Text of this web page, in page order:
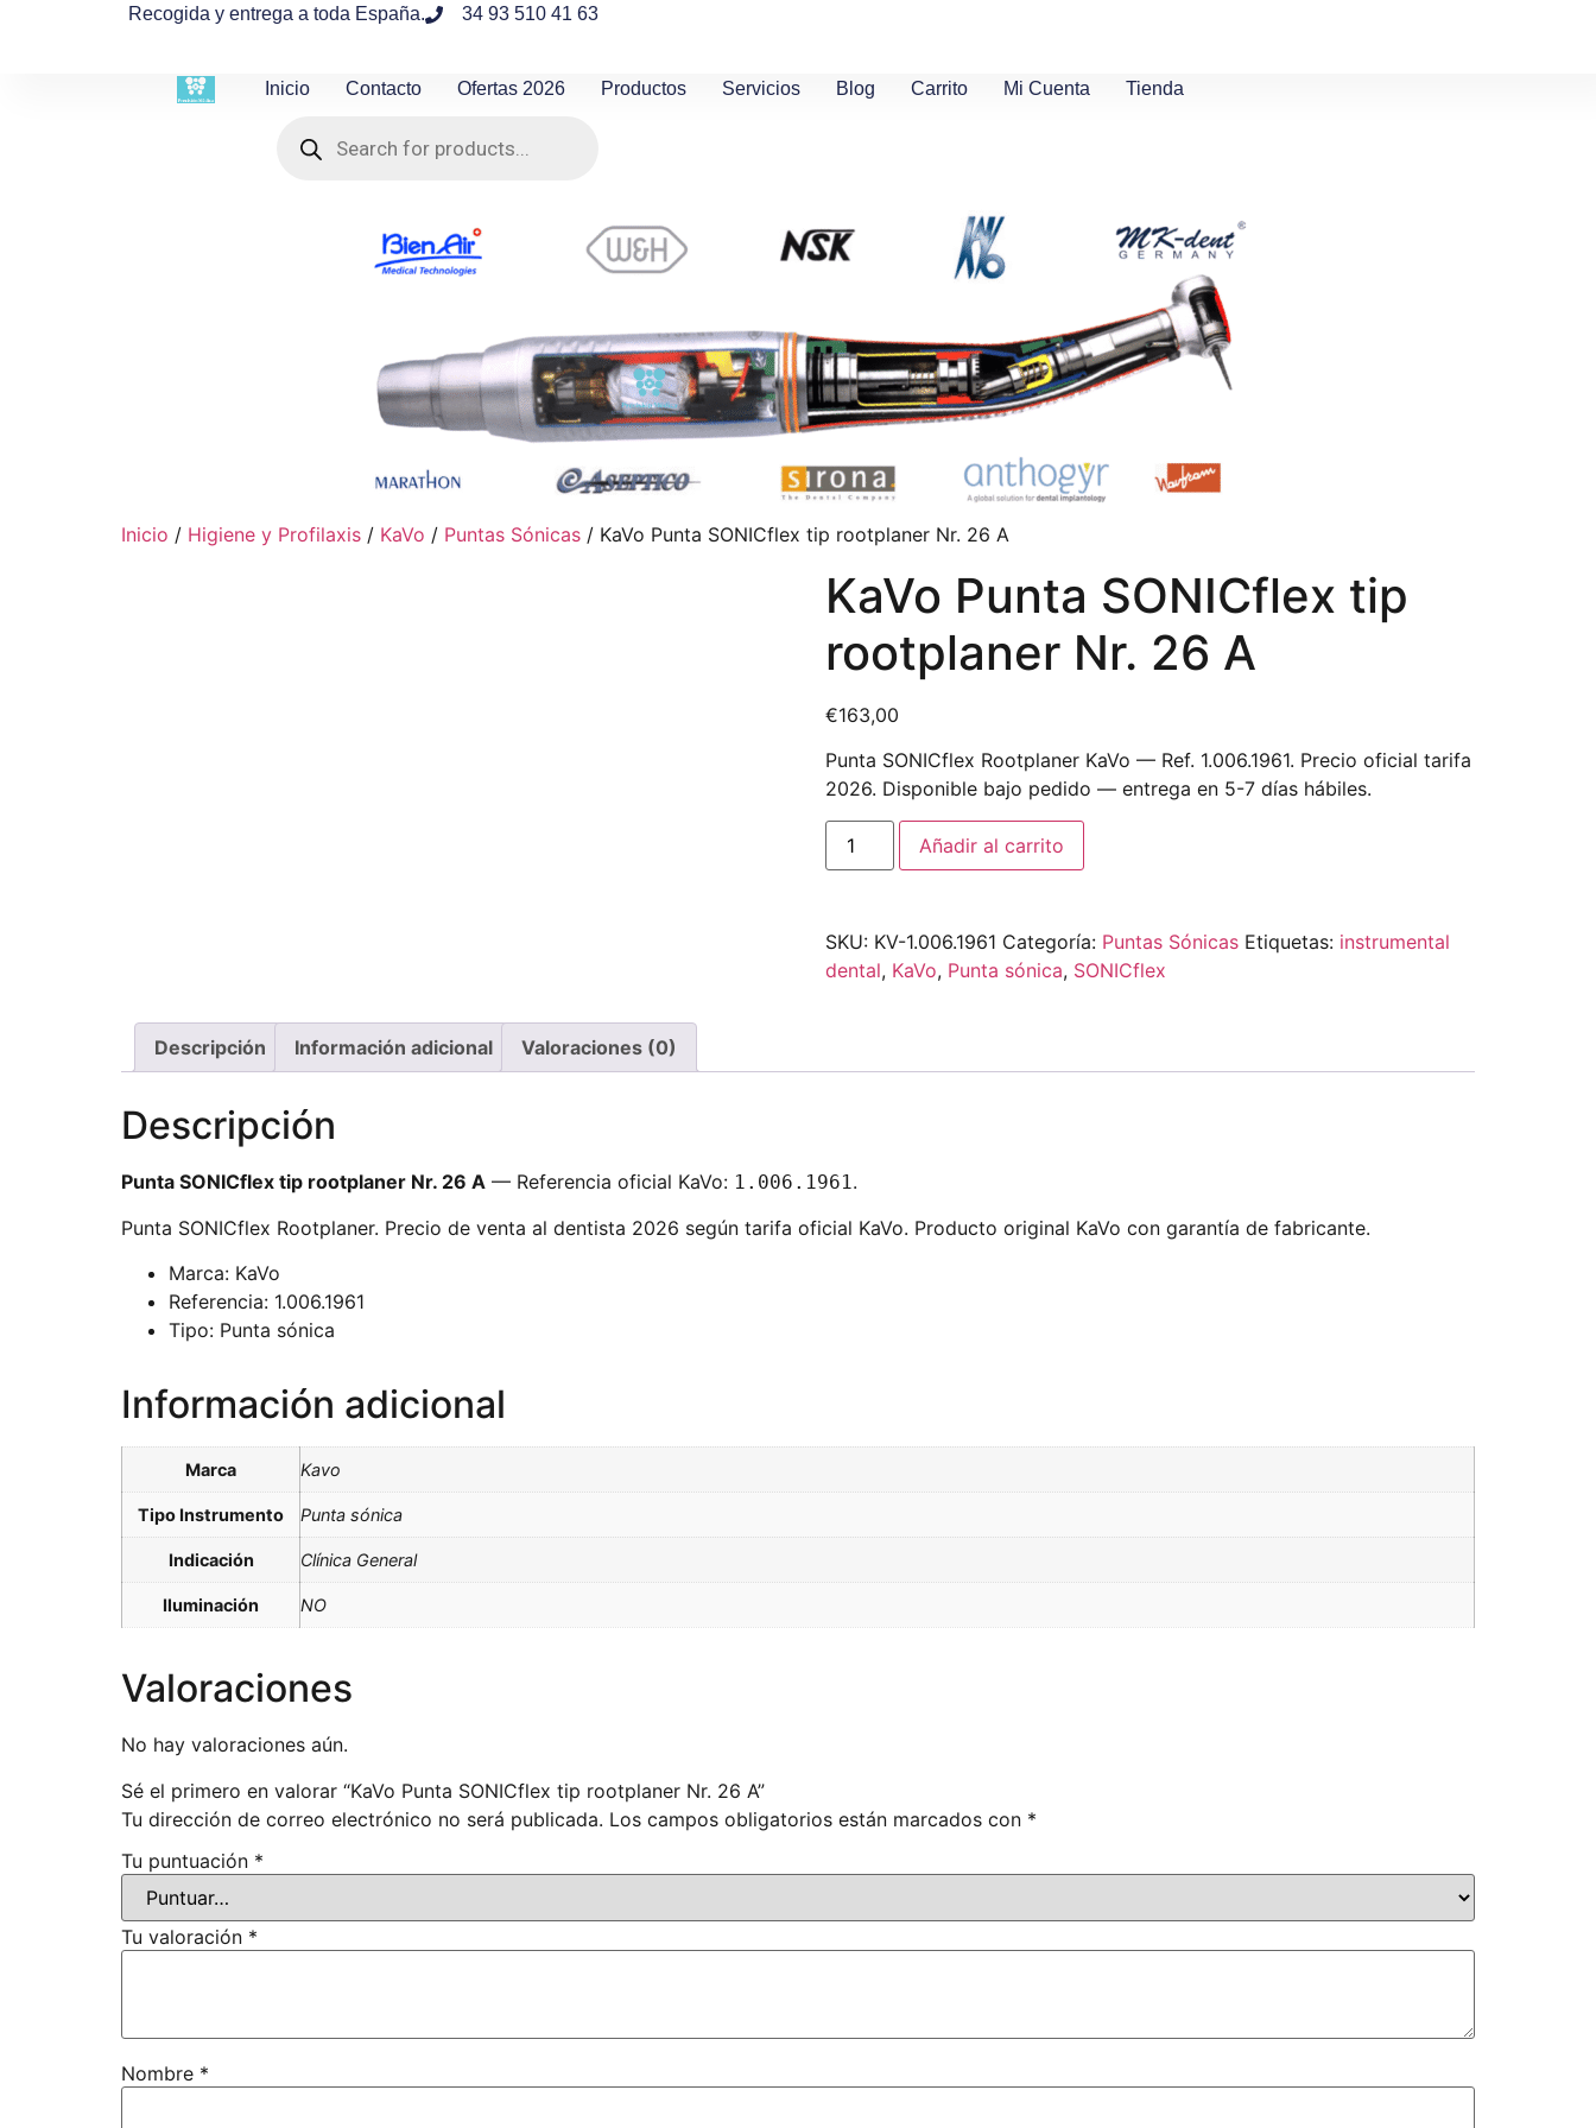
Recogida y entrega a toda España. 34 93 510 41 63
Inicio Contacto Ofertas 2026 Productos Servicios Blog Carrito Mi Cuenta Tienda
Inicio / Higiene y Profilaxis / KaVo / Puntas Sónicas / KaVo Punta SONICflex tip rootplaner Nr. 26 A
KaVo Punta SONICflex tip
rootplaner Nr. 26 A
€163,00
Punta SONICflex Rootplaner KaVo — Ref. 1.006.1961. Precio oficial tarifa
2026. Disponible bajo pedido — entrega en 5-7 días hábiles.
Añadir al carrito
SKU: KV-1.006.1961 Categoría: Puntas Sónicas Etiquetas: instrumental
dental, KaVo, Punta sónica, SONICflex
Descripción Información adicional Valoraciones (0)
Descripción
Punta SONICflex tip rootplaner Nr. 26 A — Referencia oficial KaVo: 1.006.1961 .
Punta SONICflex Rootplaner. Precio de venta al dentista 2026 según tarifa oficial KaVo. Producto original KaVo con garantía de fabricante.
Marca: KaVo
Referencia: 1.006.1961
Tipo: Punta sónica
Información adicional
Marca Kavo
Tipo Instrumento Punta sónica
Indicación Clínica General
Iluminación NO
Valoraciones
No hay valoraciones aún.
Sé el primero en valorar “KaVo Punta SONICflex tip rootplaner Nr. 26 A”
Tu dirección de correo electrónico no será publicada. Los campos obligatorios están marcados con *
Tu puntuación *
Tu valoración *
Nombre *